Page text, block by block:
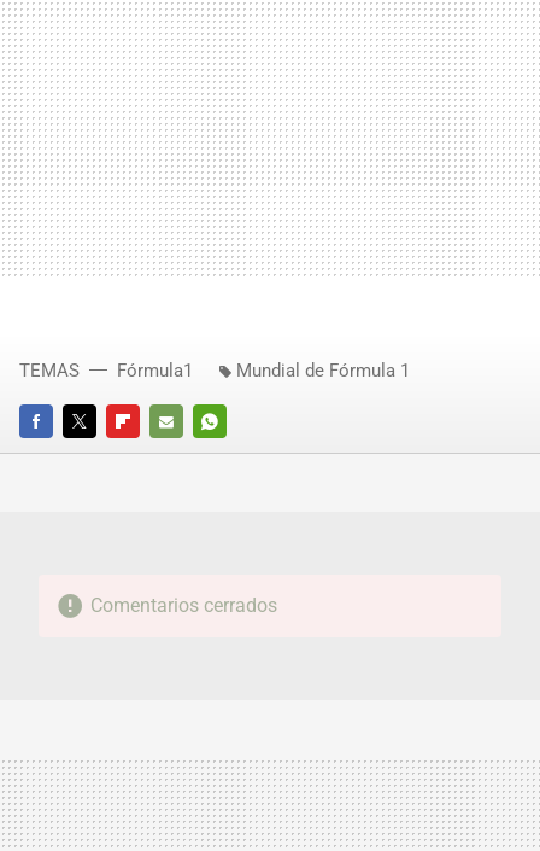
FACEBOOKTWITTERFLIPBOARD
E-
WHATSAPP
TEMAS Fórmula1 Mundial de Fórmula 1
Comentarios cerrados